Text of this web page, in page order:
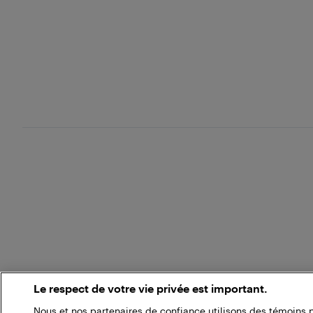
Le respect de votre vie privée est important.
Nous et nos partenaires de confiance utilisons des